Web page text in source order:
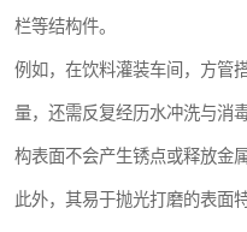
栏等结构件。
例如，在饮料灌装车间，方管
量，还需反复经历水冲洗与消
构表面不会产生锈点或释放金
此外，其易于抛光打磨的表面